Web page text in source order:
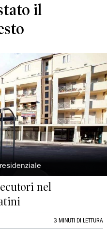
il
nel
3 MINUTI DI LETTURA